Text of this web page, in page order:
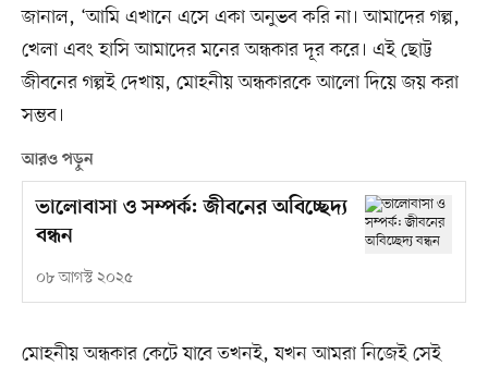
জানাল, ‘আমি এখানে এসে একা অনুভব করি না। আমাদের গল্প,
খেলা এবং হাসি আমাদের মনের অন্ধকার দূর করে। এই ছোট্ট
জীবনের গল্পই দেখায়, মোহনীয় অন্ধকারকে আলো দিয়ে জয় করা
সম্ভব।
আরও পড়ুন
ভালোবাসা ও সম্পর্ক: জীবনের অবিচ্ছেদ্য
বন্ধন
০৮ আগস্ট ২০২৫
মোহনীয় অন্ধকার কেটে যাবে তখনই, যখন আমরা নিজেই সেই